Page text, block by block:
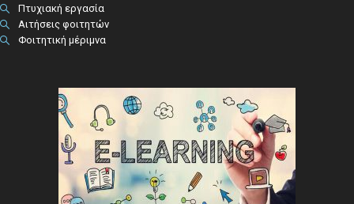
Πτυχιακή εργασία
Αιτήσεις φοιτητών
Φοιτητική μέριμνα